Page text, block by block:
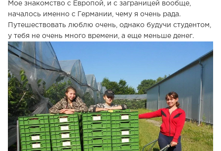
Мое знакомство с Европой, и с заграницей вообще,
началось именно с Германии, чему я очень рада.
Путешествовать люблю очень, однако будучи студентом,
у тебя не очень много времени, а еще меньше денег.